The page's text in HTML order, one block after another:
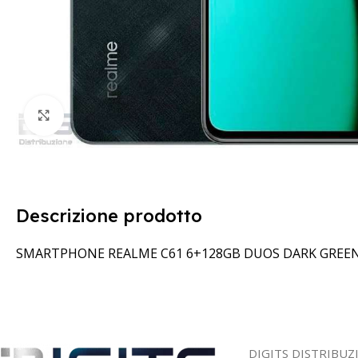
Clicca per ingrandire
Descrizione prodotto
SMARTPHONE REALME C61 6+128GB DUOS DARK
DIGITS